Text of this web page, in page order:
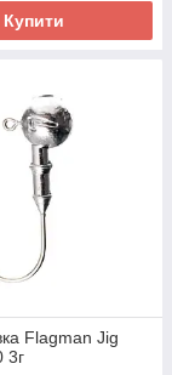
Купити
Flagman Jig
3г